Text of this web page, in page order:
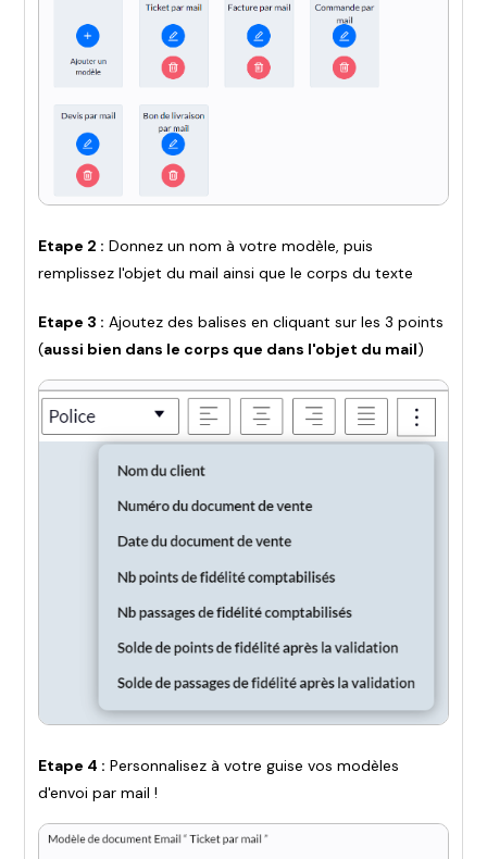
Etape 2 : Donnez un nom à votre modèle, puis
remplissez l'objet du mail ainsi que le corps du texte
Etape 3 : Ajoutez des balises en cliquant sur les 3 points
(aussi bien dans le corps que dans l'objet du mail)
Etape 4 : Personnalisez à votre guise vos modèles
d'envoi par mail !